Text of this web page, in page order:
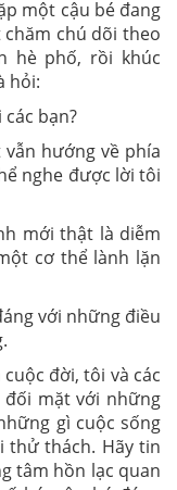
một cậu bé đang
chú dõi theo
hè phố, rồi khúc
hỏi:
bạn?
hướng về phía
nghe được lời tôi
thật là diễm
cơ thể lành lặn
với những điều
đời, tôi và các
mặt với những
gì cuộc sống
thử thách. Hãy tin
tâm hồn lạc quan